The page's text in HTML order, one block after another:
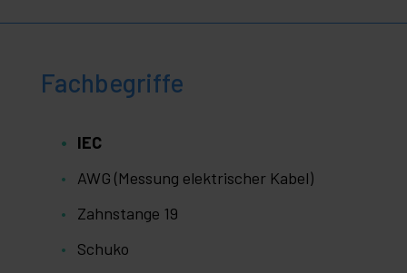
Fachbegriffe
IEC
AWG (Messung elektrischer Kabel)
Zahnstange 19
Schuko